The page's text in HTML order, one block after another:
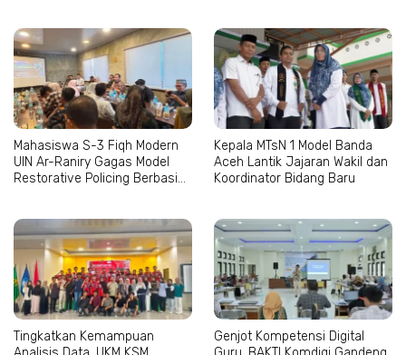
Mahasiswa S-3 Fiqh Modern
UIN Ar-Raniry Gagas Model
Restorative Policing Berbasis
Kepala MTsN 1 Model Banda
Aceh Lantik Jajaran Wakil dan
Koordinator Bidang Baru
Tingkatkan Kemampuan
Genjot Kompetensi Digital